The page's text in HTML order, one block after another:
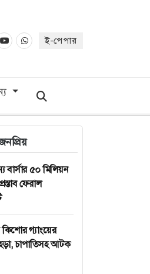
ই-পেপার
বার্সার ৫০ মিলিয়ন
ফেরাল
কিশোর গ্যাংয়ের
চাপাতিসহ আটক